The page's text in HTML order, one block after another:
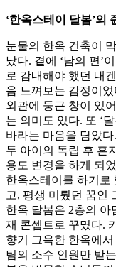
‘한옥스테이 달봄’의
눈물의 한옥 건축이
났다. 곁에 ‘남의 편’
로 감내해야 했던 내
음 느껴보는 감정이
외관에 둥근 창이 있
는 의미도 있다. 또 ‘
바라는 마음을 담았
두 아이의 독립 후 혼
용도 변경을 하게 되
한옥스테이를 하기로
고, 평생 미뤘던 꿈인
한옥 달봄은 2층의 아
재 콘셉트로 꾸몄다.
향기 그윽한 한옥에
팀의 소수 인원만 받